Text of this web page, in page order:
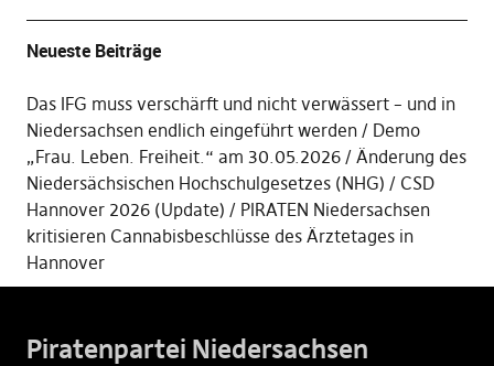
Neueste Beiträge
Das IFG muss verschärft und nicht verwässert – und in
Niedersachsen endlich eingeführt werden
Demo
„Frau. Leben. Freiheit.“ am 30.05.2026
Änderung des
Niedersächsischen Hochschulgesetzes (NHG)
CSD
Hannover 2026 (Update)
PIRATEN Niedersachsen
kritisieren Cannabisbeschlüsse des Ärztetages in
Hannover
Piratenpartei Niedersachsen